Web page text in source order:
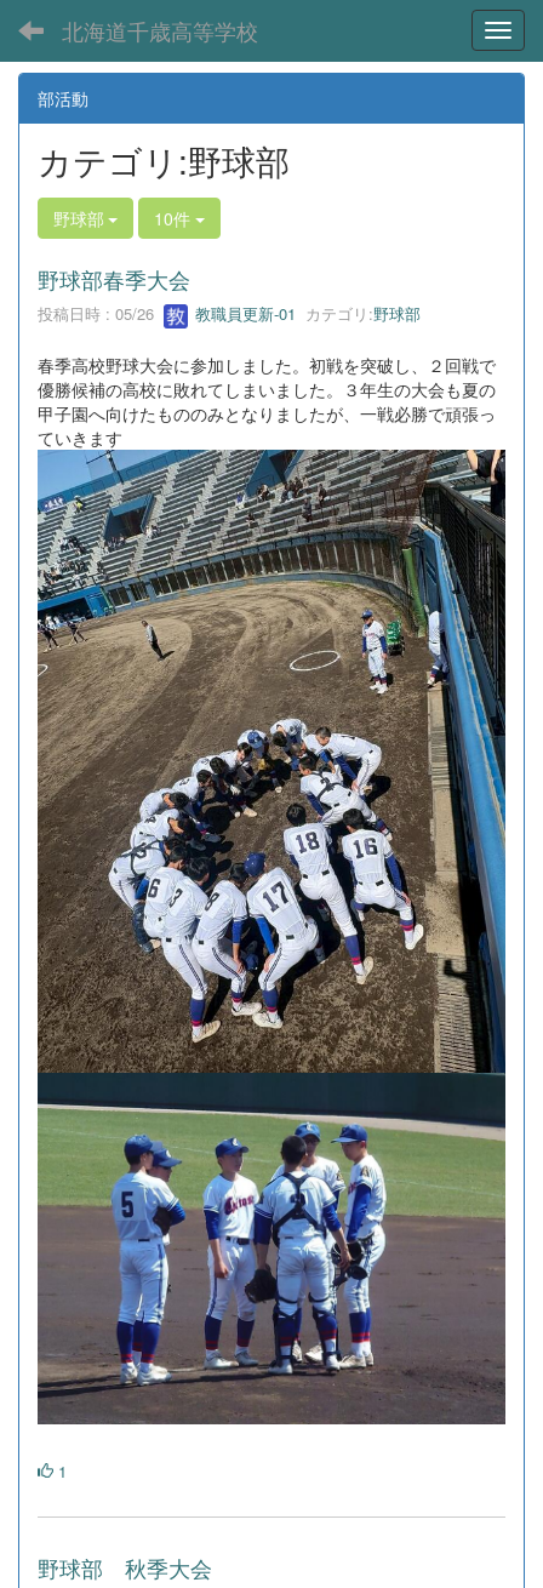
北海道千歳高等学校
部活動
カテゴリ:野球部
野球部 10件
野球部春季大会
投稿日時 : 05/26 教職員更新-01 カテゴリ:野球部
春季高校野球大会に参加しました。初戦を突破し、２回戦で
優勝候補の高校に敗れてしまいました。３年生の大会も夏の
甲子園へ向けたもののみとなりましたが、一戦必勝で頑張っ
ていきます
1
野球部 秋季大会